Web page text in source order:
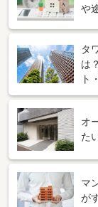
や
タ
は
ト
オ
た
マ
が